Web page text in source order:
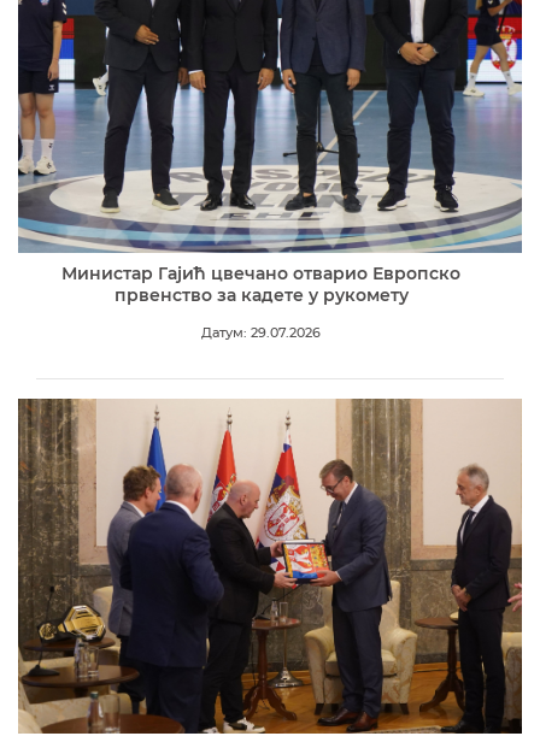
Министар Гајић цвечано отварио Европско
првенство за кадете у рукомету
Датум: 29.07.2026